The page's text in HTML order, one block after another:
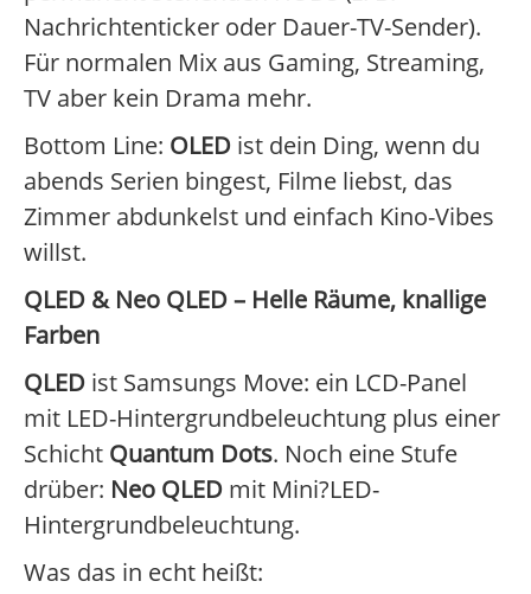
Nachrichtenticker oder Dauer-TV-Sender).
Für normalen Mix aus Gaming, Streaming,
TV aber kein Drama mehr.
Bottom Line: OLED ist dein Ding, wenn du
abends Serien bingest, Filme liebst, das
Zimmer abdunkelst und einfach Kino-Vibes
willst.
QLED & Neo QLED – Helle Räume, knallige
Farben
QLED ist Samsungs Move: ein LCD-Panel
mit LED-Hintergrundbeleuchtung plus einer
Schicht Quantum Dots. Noch eine Stufe
drüber: Neo QLED mit Mini?LED-
Hintergrundbeleuchtung.
Was das in echt heißt: